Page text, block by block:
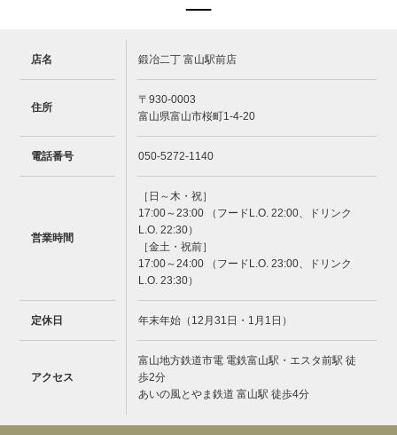
店名 鍛冶二丁 富山駅前店
住所
〒930-0003
富山県富山市桜町1-4-20
電話番号 050-5272-1140
営業時間
［日～木・祝］
17:00～23:00 （フードL.O. 22:00、ドリンク
L.O. 22:30）
［金土・祝前］
17:00～24:00 （フードL.O. 23:00、ドリンク
L.O. 23:30）
定休日 年末年始（12月31日・1月1日）
アクセス
富山地方鉄道市電 電鉄富山駅・エスタ前駅 徒
歩2分
あいの風とやま鉄道 富山駅 徒歩4分